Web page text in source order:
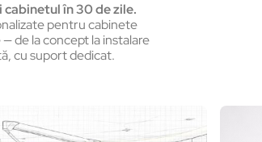
în 30 de zile.
pentru cabinete
de la concept la instalare
cu suport dedicat.